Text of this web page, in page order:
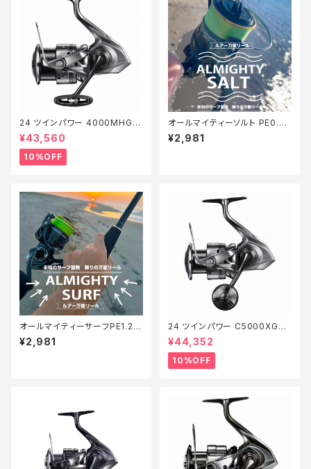
24 ツインパワー 4000MHG
【継続セール_リール】【10】
¥43,560
10%OFF
オールマイティーソルト PE0.8
号150m Tオリ
¥2,981
オールマイティーサーフPE1.2 2
00m【Tオリ】
¥2,981
24 ツインパワー C5000XG
【継続セール_リール】【10】
¥44,352
10%OFF